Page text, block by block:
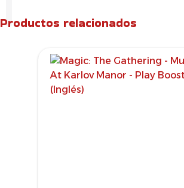
Productos relacionados